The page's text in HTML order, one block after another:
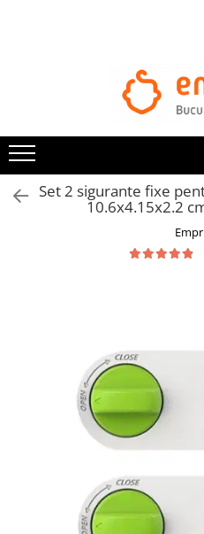
Bariere protectie pentru pat
Protectii mobilier
Banda protectie mobila copii
Protectie colturi mobila copii
Protectii casa
Protectii utile
Poarta siguranta copii
Deflectoare pentru aer
Protectii exterior
Casti antifonice pentru copii si
Set 2 sigurante fixe
10.6x4.15x2.2